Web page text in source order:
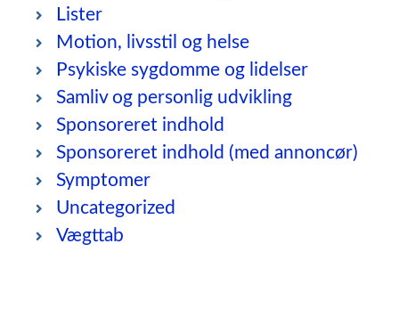
Lister
Motion, livsstil og helse
Psykiske sygdomme og lidelser
Samliv og personlig udvikling
Sponsoreret indhold
Sponsoreret indhold (med annoncør)
Symptomer
Uncategorized
Vægttab